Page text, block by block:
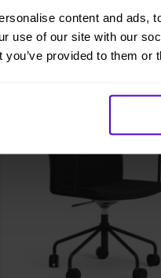
content and ads,
use of our site with our
you’ve provided to them or